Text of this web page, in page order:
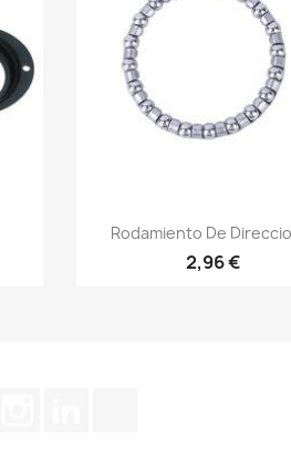
Vista rápida
Rodamiento De
2,96 €